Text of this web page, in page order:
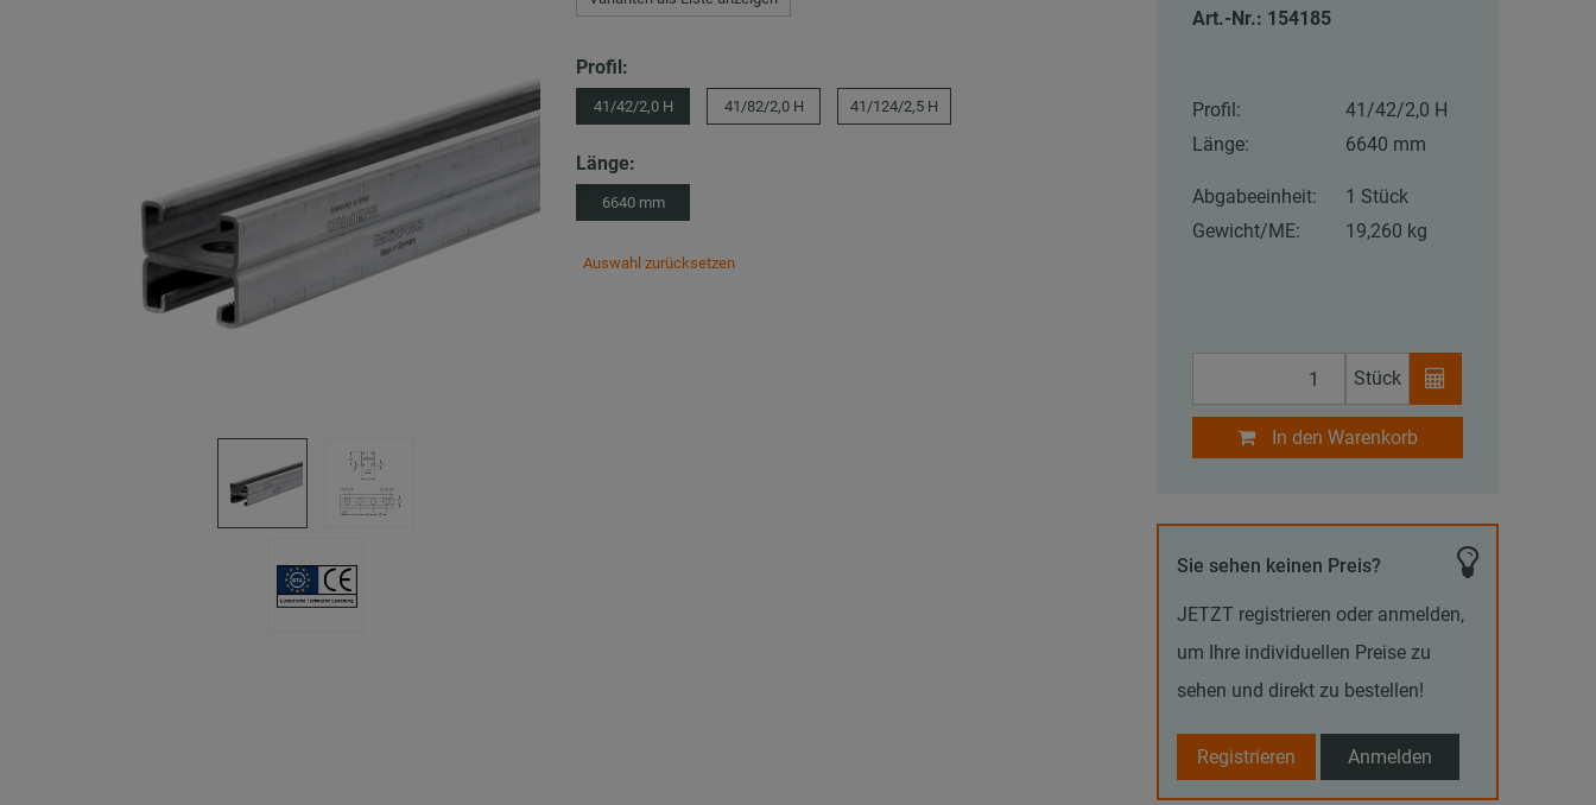
Profil:
41/42/2,0 H 41/82/2,0 H 41/124/2,5 H
Länge:
6640 mm
Auswahl zurücksetzen
Art.-Nr.: 154185
Profil:
41/42/2,0 H
Länge:
6640 mm
Abgabeeinheit:
1 Stück
Gewicht/ME:
19,260 kg
Stück
In den Warenkorb
Sie sehen keinen Preis?
JETZT registrieren oder anmelden,
um Ihre individuellen Preise zu
sehen und direkt zu bestellen!
Registrieren Anmelden